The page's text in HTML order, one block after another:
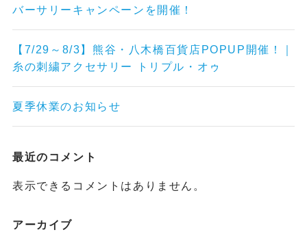
バーサリーキャンペーンを開催！
【7/29～8/3】熊谷・八木橋百貨店POPUP開催！｜
糸の刺繍アクセサリー トリプル・オゥ
夏季休業のお知らせ
最近のコメント
表示できるコメントはありません。
アーカイブ